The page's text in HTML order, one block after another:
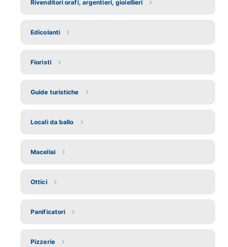
Rivenditori orafi, argentieri, gioiellieri
Edicolanti
Fioristi
Guide turistiche
Locali da ballo
Macellai
Ottici
Panificatori
Pizzerie